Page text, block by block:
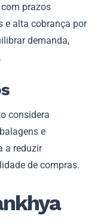
prazos
e alta cobrança por
demanda,
considera
e
a reduzir
de compras.